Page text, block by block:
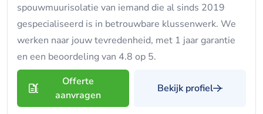
spouwmuurisolatie van iemand die al sinds 2019
gespecialiseerd is in betrouwbare klussenwerk. We
werken naar jouw tevredenheid, met 1 jaar garantie
en een beoordeling van 4.8 op 5.
Offerte
aanvragen
Bekijk profiel